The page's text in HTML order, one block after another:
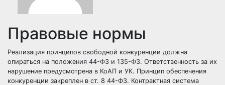
Правовые нормы
Реализация принципов свободной конкуренции должна
опираться на положения 44-ФЗ и 135-ФЗ. Ответственность за их
нарушение предусмотрена в КоАП и УК. Принцип обеспечения
конкуренции закреплен в ст. 8 44-ФЗ. Контрактная система